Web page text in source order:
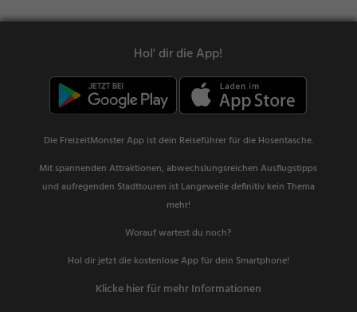
Hol' dir die App!
Die FreizeitMonster App ist dein Reiseführer für die Hosentasche.
Mit spannenden Attraktionen, abwechslungsreichen Ausflugstipps
und aufregenden Stadttouren ist Langeweile definitiv kein Thema
mehr!
Worauf wartest du noch?
Hol dir jetzt die kostenlose App für dein Smartphone!
Klicke hier für mehr Informationen